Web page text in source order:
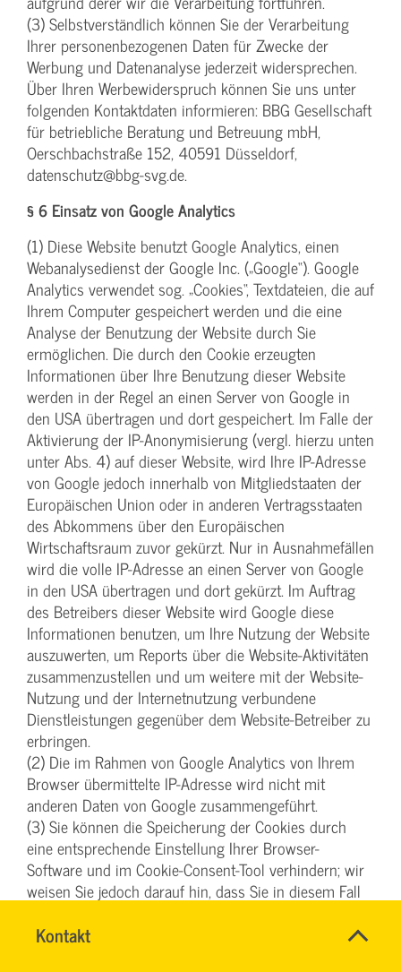
Kontakt
Name*
SVG-
Wiki
(3) Selbstverständlich können Sie der Verarbeitung
Ihrer personenbezogenen Daten für Zwecke der
Werbung und Datenanalyse jederzeit widersprechen.
Über Ihren Werbewiderspruch können Sie uns unter
folgenden Kontaktdaten informieren: BBG Gesellschaft
für betriebliche Beratung und Betreuung mbH,
Oerschbachstraße 152, 40591 Düsseldorf,
datenschutz@bbg-svg.de.
§ 6 Einsatz von Google Analytics
(1) Diese Website benutzt Google Analytics, einen
Webanalysedienst der Google Inc. („Google“). Google
Analytics verwendet sog. „Cookies“, Textdateien, die auf
Ihrem Computer gespeichert werden und die eine
Analyse der Benutzung der Website durch Sie
ermöglichen. Die durch den Cookie erzeugten
Informationen über Ihre Benutzung dieser Website
werden in der Regel an einen Server von Google in
den USA übertragen und dort gespeichert. Im Falle der
Aktivierung der IP-Anonymisierung (vergl. hierzu unten
unter Abs. 4) auf dieser Website, wird Ihre IP-Adresse
von Google jedoch innerhalb von Mitgliedstaaten der
Europäischen Union oder in anderen Vertragsstaaten
des Abkommens über den Europäischen
Wirtschaftsraum zuvor gekürzt. Nur in Ausnahmefällen
wird die volle IP-Adresse an einen Server von Google
in den USA übertragen und dort gekürzt. Im Auftrag
des Betreibers dieser Website wird Google diese
Informationen benutzen, um Ihre Nutzung der Website
auszuwerten, um Reports über die Website-Aktivitäten
zusammenzustellen und um weitere mit der Website-
Nutzung und der Internetnutzung verbundene
Dienstleistungen gegenüber dem Website-Betreiber zu
erbringen.
(2) Die im Rahmen von Google Analytics von Ihrem
Browser übermittelte IP-Adresse wird nicht mit
anderen Daten von Google zusammengeführt.
(3) Sie können die Speicherung der Cookies durch
eine entsprechende Einstellung Ihrer Browser-
Software und im Cookie-Consent-Tool verhindern; wir
weisen Sie jedoch darauf hin, dass Sie in diesem Fall
Website vollumfänglich werden nutzen können. Sie